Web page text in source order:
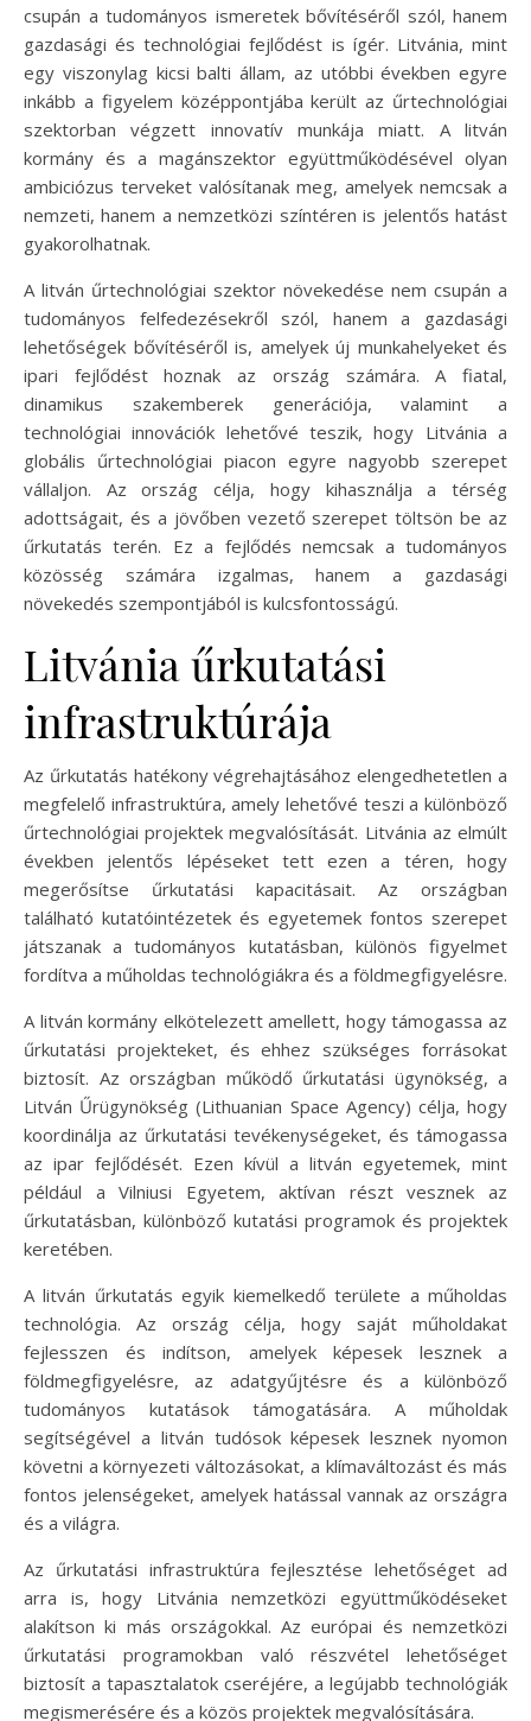
csupán a tudományos ismeretek bővítéséről szól, hanem
gazdasági és technológiai fejlődést is ígér. Litvánia, mint
egy viszonylag kicsi balti állam, az utóbbi években egyre
inkább a figyelem középpontjába került az űrtechnológiai
szektorban végzett innovatív munkája miatt. A litván
kormány és a magánszektor együttműködésével olyan
ambiciózus terveket valósítanak meg, amelyek nemcsak a
nemzeti, hanem a nemzetközi színtéren is jelentős hatást
gyakorolhatnak.
A litván űrtechnológiai szektor növekedése nem csupán a
tudományos felfedezésekről szól, hanem a gazdasági
lehetőségek bővítéséről is, amelyek új munkahelyeket és
ipari fejlődést hoznak az ország számára. A fiatal,
dinamikus szakemberek generációja, valamint a
technológiai innovációk lehetővé teszik, hogy Litvánia a
globális űrtechnológiai piacon egyre nagyobb szerepet
vállaljon. Az ország célja, hogy kihasználja a térség
adottságait, és a jövőben vezető szerepet töltsön be az
űrkutatás terén. Ez a fejlődés nemcsak a tudományos
közösség számára izgalmas, hanem a gazdasági
növekedés szempontjából is kulcsfontosságú.
Litvánia űrkutatási
infrastruktúrája
Az űrkutatás hatékony végrehajtásához elengedhetetlen a
megfelelő infrastruktúra, amely lehetővé teszi a különböző
űrtechnológiai projektek megvalósítását. Litvánia az elmúlt
években jelentős lépéseket tett ezen a téren, hogy
megerősítse űrkutatási kapacitásait. Az országban
található kutatóintézetek és egyetemek fontos szerepet
játszanak a tudományos kutatásban, különös figyelmet
fordítva a műholdas technológiákra és a földmegfigyelésre.
A litván kormány elkötelezett amellett, hogy támogassa az
űrkutatási projekteket, és ehhez szükséges forrásokat
biztosít. Az országban működő űrkutatási ügynökség, a
Litván Űrügynökség (Lithuanian Space Agency) célja, hogy
koordinálja az űrkutatási tevékenységeket, és támogassa
az ipar fejlődését. Ezen kívül a litván egyetemek, mint
például a Vilniusi Egyetem, aktívan részt vesznek az
űrkutatásban, különböző kutatási programok és projektek
keretében.
A litván űrkutatás egyik kiemelkedő területe a műholdas
technológia. Az ország célja, hogy saját műholdakat
fejlesszen és indítson, amelyek képesek lesznek a
földmegfigyelésre, az adatgyűjtésre és a különböző
tudományos kutatások támogatására. A műholdak
segítségével a litván tudósok képesek lesznek nyomon
követni a környezeti változásokat, a klímaváltozást és más
fontos jelenségeket, amelyek hatással vannak az országra
és a világra.
Az űrkutatási infrastruktúra fejlesztése lehetőséget ad
arra is, hogy Litvánia nemzetközi együttműködéseket
alakítson ki más országokkal. Az európai és nemzetközi
űrkutatási programokban való részvétel lehetőséget
biztosít a tapasztalatok cseréjére, a legújabb technológiák
megismerésére és a közös projektek megvalósítására.